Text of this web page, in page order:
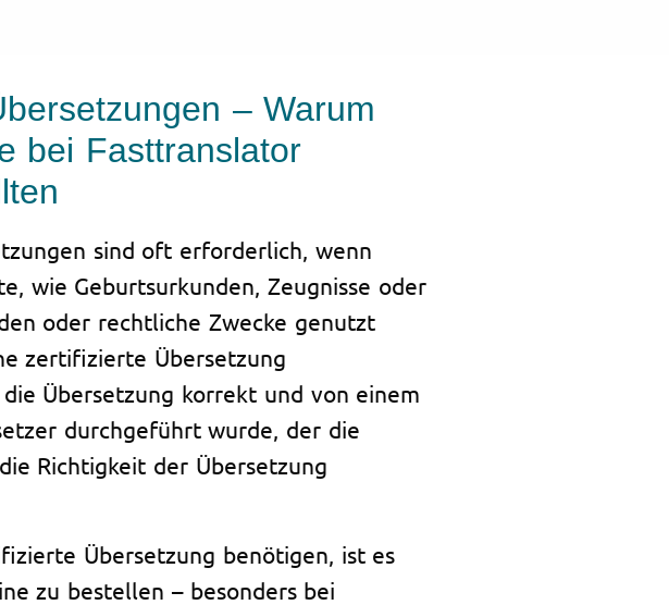
– Warum
bei Fasttranslator
sind oft erforderlich, wenn
wie Geburtsurkunden, Zeugnisse oder
oder rechtliche Zwecke genutzt
zertifizierte Übersetzung
Übersetzung korrekt und von einem
durchgeführt wurde, der die
Richtigkeit der Übersetzung
Übersetzung benötigen, ist es
zu bestellen – besonders bei